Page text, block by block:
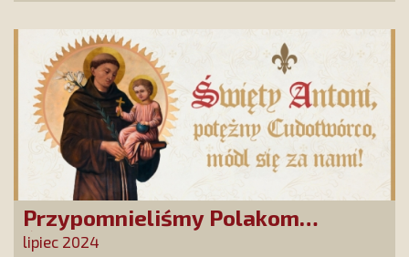
Przypomnieliśmy Polakom
Świętego Antoniego!
lipiec 2024